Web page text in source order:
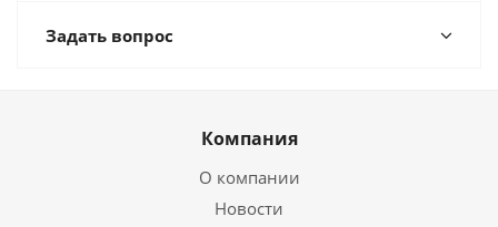
Задать вопрос
Компания
О компании
Новости